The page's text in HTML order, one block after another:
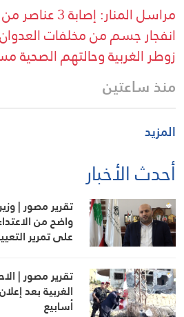
مراسل المنار:
انفجار جسم من مخلفات
زوطر الغربية وحالتهم الصحية
منذ ساعتين
المزيد
أحدث الأخبار
تقرير مصور |
واضح من
على تمرير
تقرير مصور |
الغربية بعد
أسابيع